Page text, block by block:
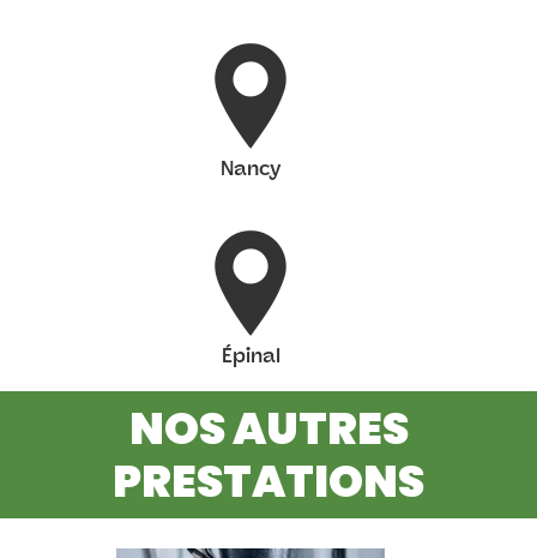
Nancy
Épinal
NOS AUTRES
PRESTATIONS